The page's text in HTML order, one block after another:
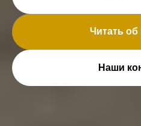
Читать об
Наши